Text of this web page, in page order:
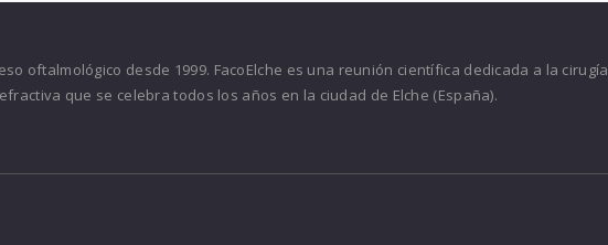
oftalmológico desde 1999. FacoElche es una reunión científica dedicada a la cirugía
que se celebra todos los años en la ciudad de Elche (España).